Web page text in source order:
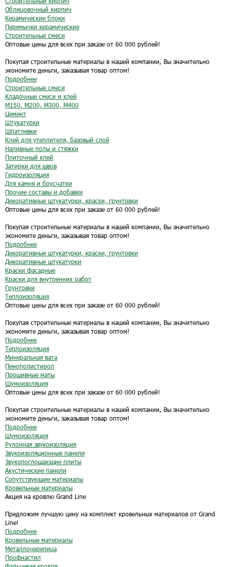
Облицовочный кирпич
Керамические блоки
Перемычки керамические
Строительные смеси
Оптовые цены для всех при заказе от 60 000 рублей!
Покупая строительные материалы в нашей компании, Вы значительно
экономите деньги, заказывая товар оптом!
Подробнее
Строительные смеси
Кладочные смеси и клей
М150, М200, М300, М400
Цемент
Штукатурки
Шпатлевки
Клей для утеплителя, базовый слой
Наливные полы и стяжки
Плиточный клей
Затирки для швов
Гидроизоляция
Для камня и брусчатки
Прочие составы и добавки
Декоративные штукатурки, краски, грунтовки
Оптовые цены для всех при заказе от 60 000 рублей!
Покупая строительные материалы в нашей компании, Вы значительно
экономите деньги, заказывая товар оптом!
Подробнее
Декоративные штукатурки, краски, грунтовки
Декоративные штукатурки
Краски фасадные
Краски для внутренних работ
Грунтовки
Теплоизоляция
Оптовые цены для всех при заказе от 60 000 рублей!
Покупая строительные материалы в нашей компании, Вы значительно
экономите деньги, заказывая товар оптом!
Подробнее
Теплоизоляция
Минеральная вата
Пенополистирол
Прошивные маты
Шумоизоляция
Оптовые цены для всех при заказе от 60 000 рублей!
Покупая строительные материалы в нашей компании, Вы значительно
экономите деньги, заказывая товар оптом!
Подробнее
Шумоизоляция
Рулонная звукоизоляция
Звукоизоляционные панели
Звукопоглощающие плиты
Акустические панели
Сопутствующие материалы
Кровельные материалы
Акция на кровлю Grand Line
Предложим лучшую цену на комплект кровельных материалов от Grand
Line!
Подробнее
Кровельные материалы
Металлочерепица
Профнастил